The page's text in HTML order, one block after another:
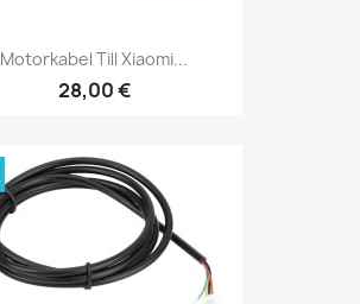
Motorkabel Till Xiaomi...
28,00 €